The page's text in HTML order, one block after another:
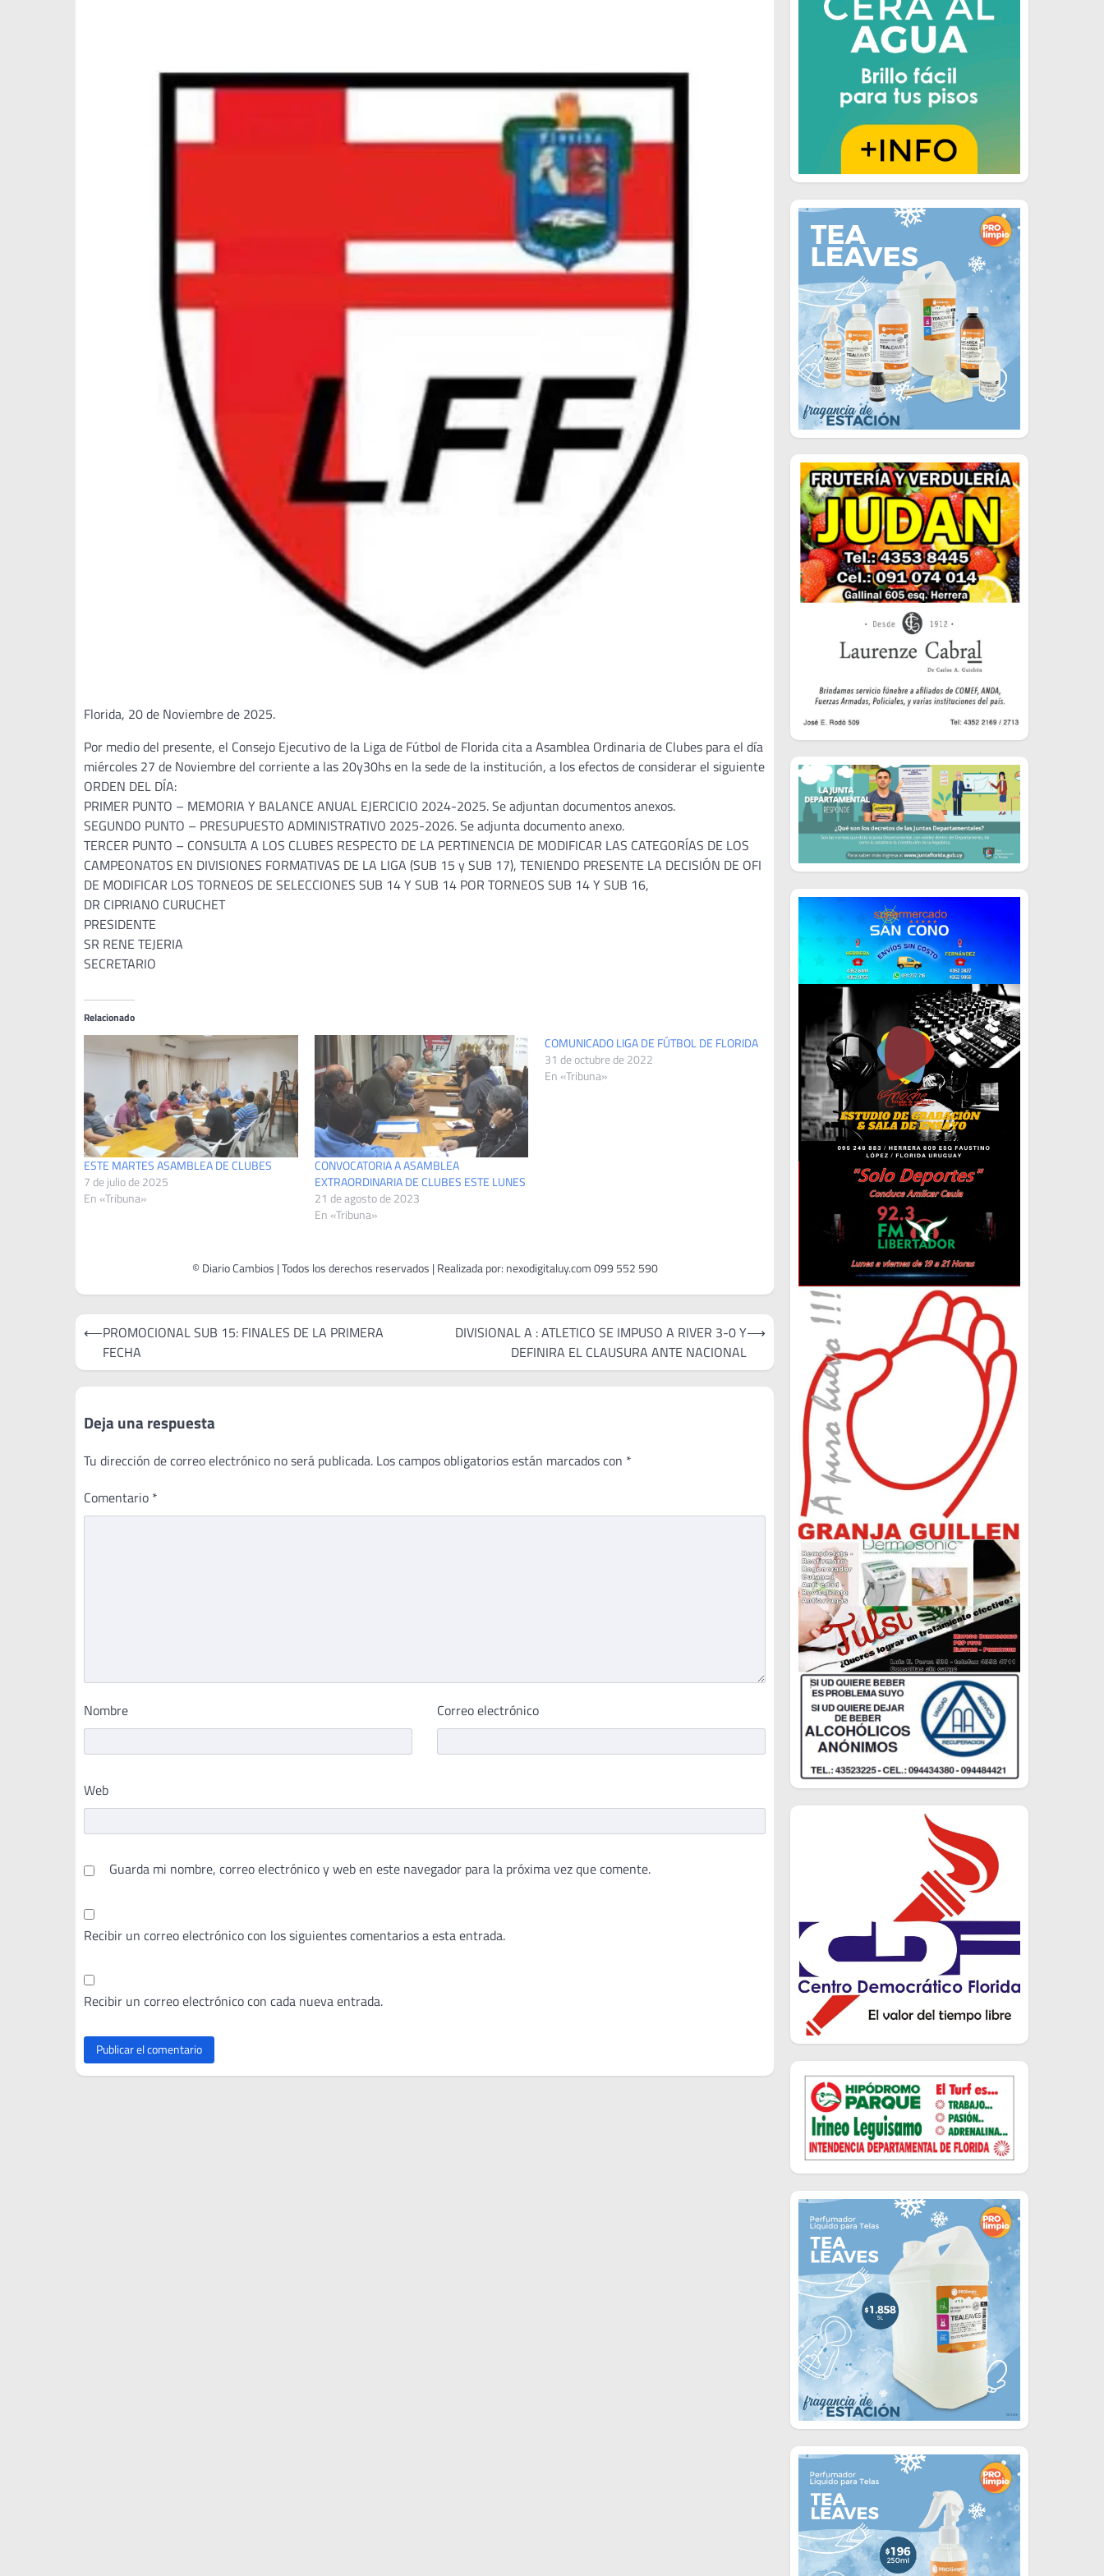
Florida, 20 de Noviembre de 2025.
Por medio del presente, el Consejo Ejecutivo de la Liga de Fútbol de Florida cita a Asamblea Ordinaria de Clubes para el día
miércoles 27 de Noviembre del corriente a las 20y30hs en la sede de la institución, a los efectos de considerar el siguiente
ORDEN DEL DÍA:
PRIMER PUNTO – MEMORIA Y BALANCE ANUAL EJERCICIO 2024-2025. Se adjuntan documentos anexos.
SEGUNDO PUNTO – PRESUPUESTO ADMINISTRATIVO 2025-2026. Se adjunta documento anexo.
TERCER PUNTO – CONSULTA A LOS CLUBES RESPECTO DE LA PERTINENCIA DE MODIFICAR LAS CATEGORÍAS DE LOS
CAMPEONATOS EN DIVISIONES FORMATIVAS DE LA LIGA (SUB 15 y SUB 17), TENIENDO PRESENTE LA DECISIÓN DE OFI
DE MODIFICAR LOS TORNEOS DE SELECCIONES SUB 14 Y SUB 14 POR TORNEOS SUB 14 Y SUB 16,
DR CIPRIANO CURUCHET
PRESIDENTE
SR RENE TEJERIA
SECRETARIO
Relacionado
ESTE MARTES ASAMBLEA DE CLUBES
7 de julio de 2025
En «Tribuna»
CONVOCATORIA A ASAMBLEA
EXTRAORDINARIA DE CLUBES ESTE LUNES
21 de agosto de 2023
En «Tribuna»
COMUNICADO LIGA DE FÚTBOL DE FLORIDA
31 de octubre de 2022
En «Tribuna»
Navegación
entradas
⟵PROMOCIONAL SUB 15: FINALES DE LA PRIMERA
FECHA
DIVISIONAL A : ATLETICO SE IMPUSO A RIVER 3-0 Y
DEFINIRA EL CLAUSURA ANTE NACIONAL
⟶
Deja una respuesta
Tu dirección de correo electrónico no será publicada. Los campos obligatorios están marcados con *
Comentario *
Nombre Correo electrónico
Web
Guarda mi nombre, correo electrónico y web en este navegador para la próxima vez que comente.
Recibir un correo electrónico con los siguientes comentarios a esta entrada.
Recibir un correo electrónico con cada nueva entrada.